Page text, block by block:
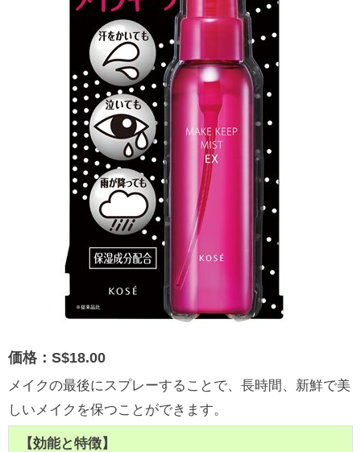
価格：S$18.00
メイクの最後にスプレーすることで、長時間、新鮮で美
しいメイクを保つことができます。
【効能と特徴】